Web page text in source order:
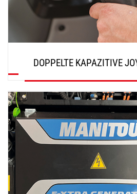
DOPPELTE KAPAZITIVE
ENTDECKEN